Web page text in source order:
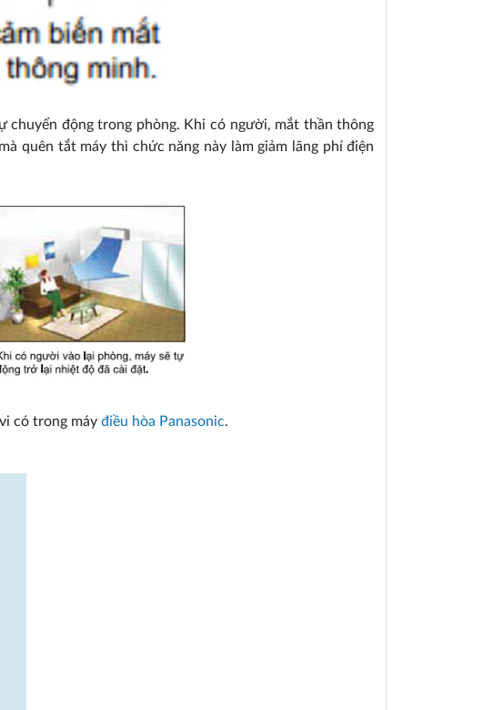
chuyển động trong phòng. Khi có người, mắt thần thông
quên tắt máy thì chức năng này làm giảm lãng phí điện
có trong máy điều hòa Panasonic.